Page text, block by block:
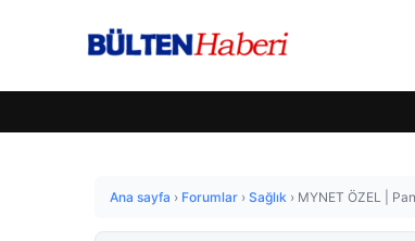
Ana sayfa › Forumlar › Sağlık › MYNET ÖZEL |